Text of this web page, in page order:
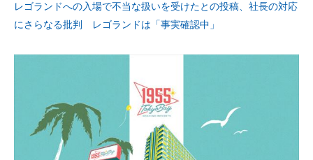
レゴランドへの入場で不当な扱いを受けたとの投稿、社長の対応
にさらなる批判 レゴランドは「事実確認中」